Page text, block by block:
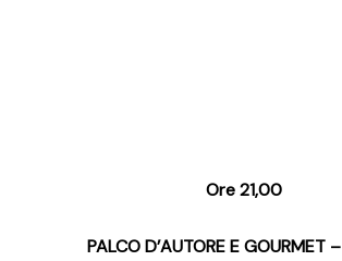
Ore 21,00
PALCO D’AUTORE E GOURMET –